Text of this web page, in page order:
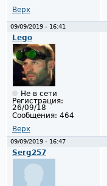
Верх
09/09/2019 - 16:41
Lego
Не в сети
Регистрация:
26/09/18
Сообщения: 464
Верх
09/09/2019 - 16:47
Serg257